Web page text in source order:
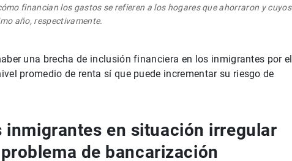
financian los gastos se refieren a los hogares que ahorraron y cuyos
año, respectivamente.
una brecha de inclusión financiera en los inmigrantes por el
promedio de renta sí que puede incrementar su riesgo de
inmigrantes en situación irregular
de bancarización